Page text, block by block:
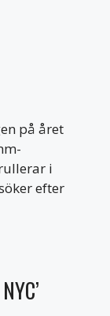
på året
i
efter